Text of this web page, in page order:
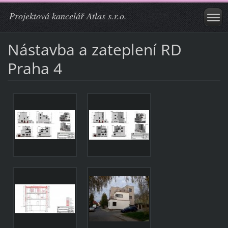
Projektová kancelář Atlas s.r.o.
Nástavba a zateplení RD
Praha 4